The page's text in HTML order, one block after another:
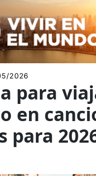
2026
para
en
para